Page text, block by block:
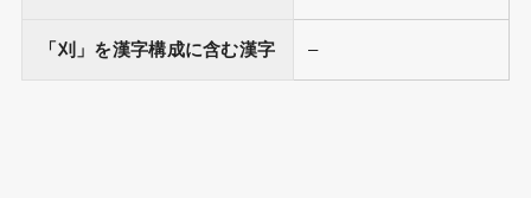
「刈」を漢字構成に含む漢字 –